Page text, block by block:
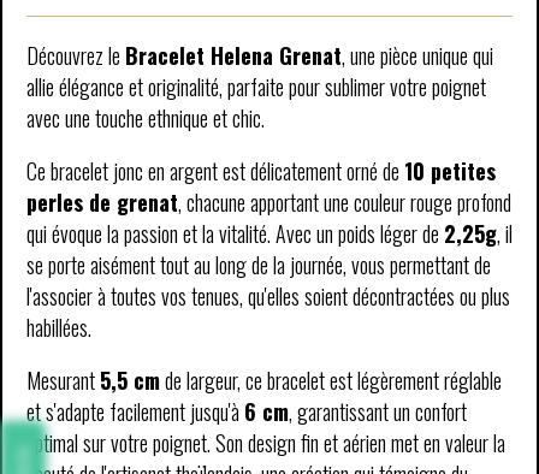
Découvrez le Bracelet Helena Grenat, une pièce unique qui
allie élégance et originalité, parfaite pour sublimer votre poignet
avec une touche ethnique et chic.
Ce bracelet jonc en argent est délicatement orné de 10 petites
perles de grenat, chacune apportant une couleur rouge profond
qui évoque la passion et la vitalité. Avec un poids léger de 2,25g, il
se porte aisément tout au long de la journée, vous permettant de
l'associer à toutes vos tenues, qu'elles soient décontractées ou plus
habillées.
Mesurant5,5 cmde largeur, ce bracelet est légèrement réglable
et s'adapte facilement jusqu'à 6 cm, garantissant un confort
optimal sur votre poignet. Son design fin et aérien met en valeur la